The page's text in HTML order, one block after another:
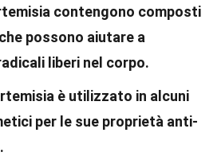
contengono composti
possono aiutare a
liberi nel corpo.
è utilizzato in alcuni
per le sue proprietà anti-